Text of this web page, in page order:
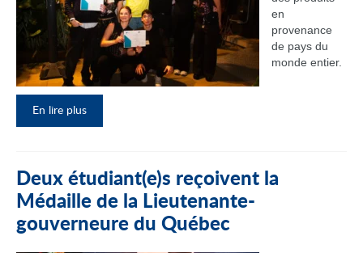
en
provenance
de pays du
monde entier.
En lire plus
Deux étudiant(e)s reçoivent la
Médaille de la Lieutenante-
gouverneure du Québec